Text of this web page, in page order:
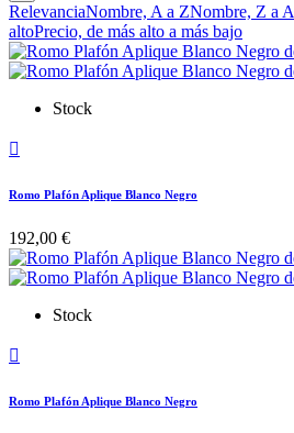
RelevanciaNombre, A a ZNombre, Z a A
altoPrecio, de más alto a más bajo
Stock

Romo Plafón Aplique Blanco Negro
192,00 €
Stock

Romo Plafón Aplique Blanco Negro